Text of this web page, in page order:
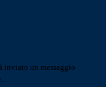
inviato un messaggio